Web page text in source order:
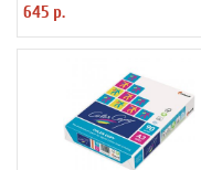
645 р.